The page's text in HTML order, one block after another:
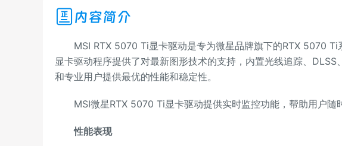
内容简介
MSI RTX 5070 Ti显卡驱动是专为微星品牌旗下的RTX 5070 Ti
显卡驱动程序提供了对最新图形技术的支持，内置光线追踪、
和专业用户提供最优的性能和稳定性。
MSI微星RTX 5070 Ti显卡驱动提供实时监控功能，帮助用户随
性能表现